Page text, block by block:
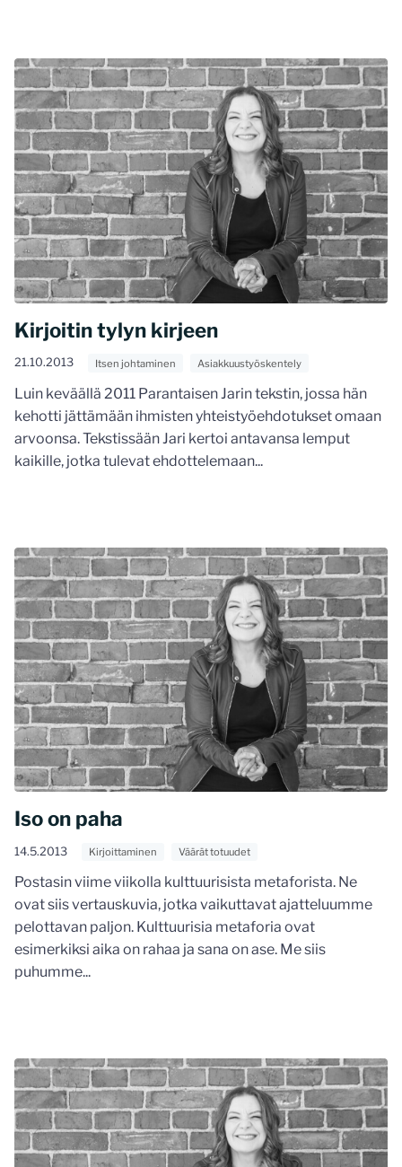
Kirjoitin tylyn kirjeen
21.10.2013 Itsen johtaminen Asiakkuustyöskentely
Luin keväällä 2011 Parantaisen Jarin tekstin, jossa hän
kehotti jättämään ihmisten yhteistyöehdotukset omaan
arvoonsa. Tekstissään Jari kertoi antavansa lemput
kaikille, jotka tulevat ehdottelemaan...
Iso on paha
14.5.2013 Kirjoittaminen Väärät totuudet
Postasin viime viikolla kulttuurisista metaforista. Ne
ovat siis vertauskuvia, jotka vaikuttavat ajatteluumme
pelottavan paljon. Kulttuurisia metaforia ovat
esimerkiksi aika on rahaa ja sana on ase. Me siis
puhumme...